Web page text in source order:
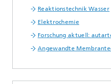
Reaktionstechnik Wasser
Elektrochemie
Forschung aktuell:
Angewandte